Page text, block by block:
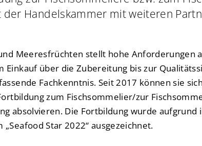
Handelskammer mit weiteren
Meeresfrüchten stellt hohe
Einkauf über die Zubereitung bis zur
Fachkenntnis. Seit 2017 können sie
zum Fischsommelier/zur
absolvieren. Die Fortbildung wurde aufgrund
Star 2022“ ausgezeichnet.